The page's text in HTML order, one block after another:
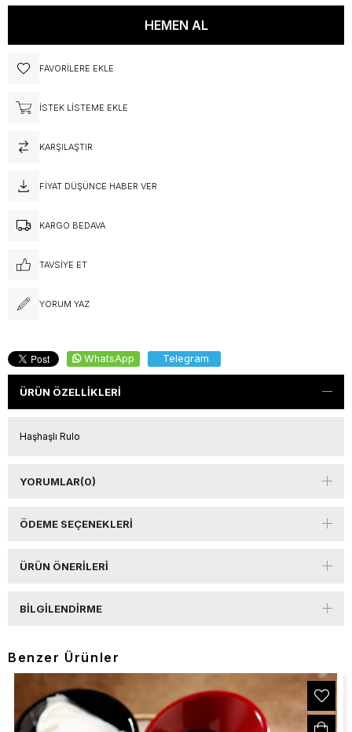
FAVORILERE EKLE
İSTEK LISTEME EKLE
KARŞILAŞTIR
FIYAT DÜŞÜNCE HABER VER
KARGO BEDAVA
TAVSIYE ET
YORUM YAZ
WhatsApp Telegram
ÜRÜN ÖZELLIKLERI
Haşhaşlı Rulo
YORUMLAR(0)
ÖDEME SEÇENEKLERI
ÜRÜN ÖNERILERI
BILGILENDIRME
Benzer Ürünler